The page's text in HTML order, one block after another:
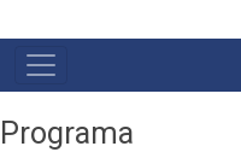
MENU
PRIMÁRIO
Programa